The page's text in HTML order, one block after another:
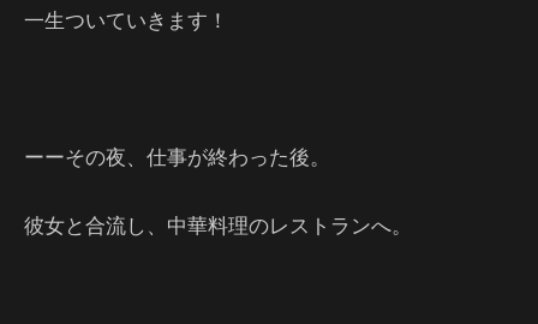
一生ついていきます！
ーーその夜、仕事が終わった後。
彼女と合流し、中華料理のレストランへ。